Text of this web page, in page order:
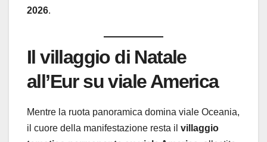
2026.
Il villaggio di Natale
all’Eur su viale America
Mentre la ruota panoramica domina viale Oceania,
il cuore della manifestazione resta il villaggio